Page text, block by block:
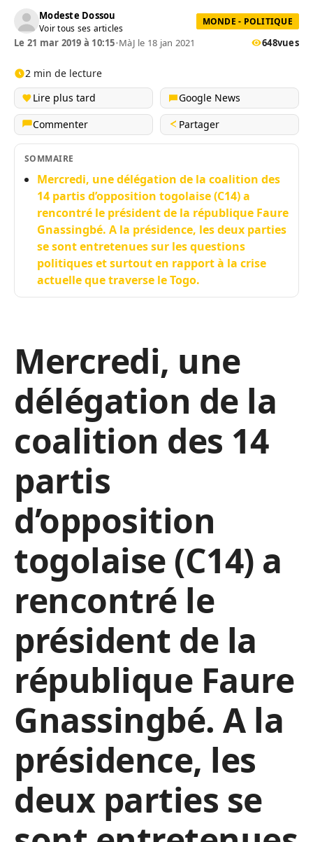
Modeste Dossou
Voir tous ses articles
MONDE - POLITIQUE
Le 21 mar 2019 à 10:15•MàJ le 18 jan 2021 648vues
2 min de lecture
Lire plus tard
Google News
Commenter
Partager
SOMMAIRE
Mercredi, une délégation de la coalition des
14 partis d’opposition togolaise (C14) a
rencontré le président de la république Faure
Gnassingbé. A la présidence, les deux parties
se sont entretenues sur les questions
politiques et surtout en rapport à la crise
actuelle que traverse le Togo.
Mercredi, une
délégation de la
coalition des 14
partis
d’opposition
togolaise (C14) a
rencontré le
président de la
république Faure
Gnassingbé. A la
présidence, les
deux parties se